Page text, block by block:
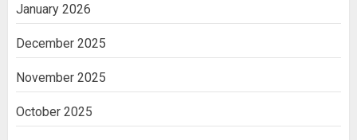
January 2026
December 2025
November 2025
October 2025